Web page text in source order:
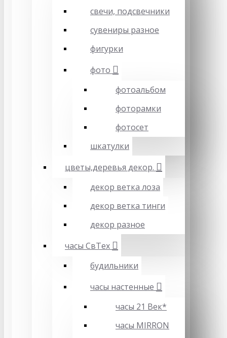
свечи, подсвечники
сувениры разное
фигурки
фото
фотоальбом
фоторамки
фотосет
шкатулки
цветы,деревья декор.
декор ветка лоза
декор ветка тинги
декор разное
часы СвТех
будильники
часы настенные
часы 21 Век*
часы MIRRON